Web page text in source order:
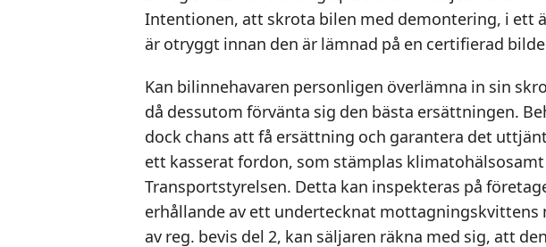
Intentionen, att skrota bilen med demontering, i ett
är otryggt innan den är lämnad på en certifierad
Kan bilinnehavaren personligen överlämna in sin
då dessutom förvänta sig den bästa ersättningen.
dock chans att få ersättning och garantera det
ett kasserat fordon, som stämplas
Transportstyrelsen. Detta kan inspekteras på
erhållande av ett undertecknat
av reg. bevis del 2, kan säljaren räkna med sig, att